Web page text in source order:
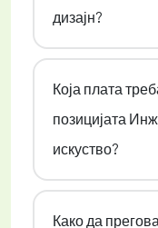
дизајн?
Која плата
позицијата
искуство?
Како да